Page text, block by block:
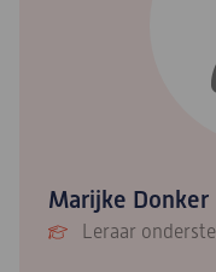
Marijke Donker
Leraar